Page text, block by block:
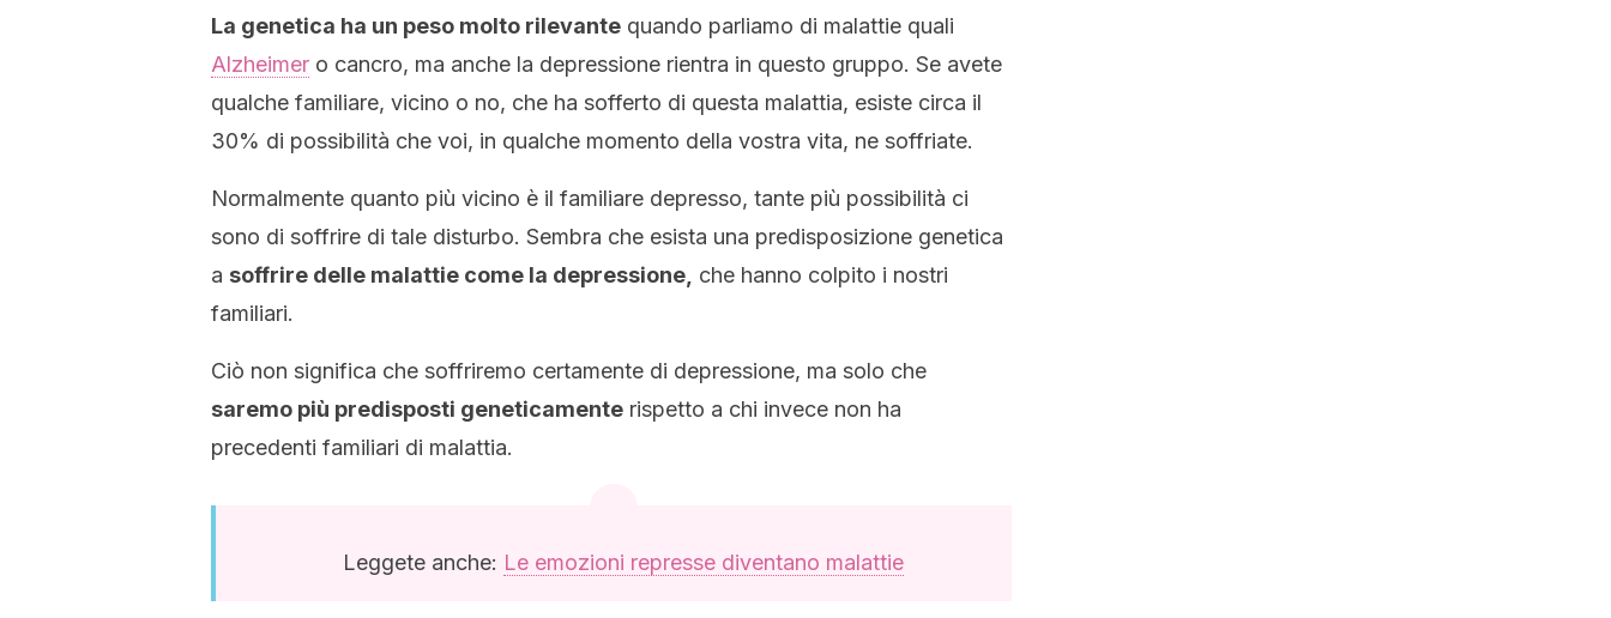
La genetica ha un peso molto rilevante quando parliamo di malattie quali
Alzheimer o cancro, ma anche la depressione rientra in questo gruppo. Se avete
qualche familiare, vicino o no, che ha sofferto di questa malattia, esiste circa il
30% di possibilità che voi, in qualche momento della vostra vita, ne soffriate.
Normalmente quanto più vicino è il familiare depresso, tante più possibilità ci
sono di soffrire di tale disturbo. Sembra che esista una predisposizione genetica
a soffrire delle malattie come la depressione, che hanno colpito i nostri
familiari.
Ciò non significa che soffriremo certamente di depressione, ma solo che
saremo più predisposti geneticamente rispetto a chi invece non ha
precedenti familiari di malattia.
Leggete anche: Le emozioni represse diventano malattie